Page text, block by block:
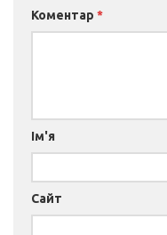
Коментар *
Ім'я
Сайт